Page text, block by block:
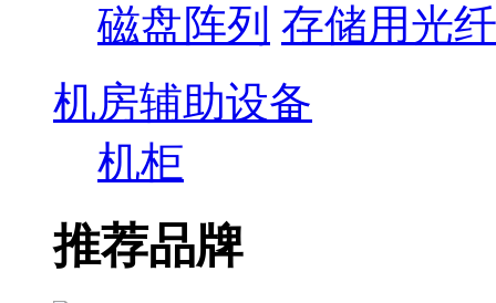
磁盘阵列 存储用光
机房辅助设备
机柜
推荐品牌